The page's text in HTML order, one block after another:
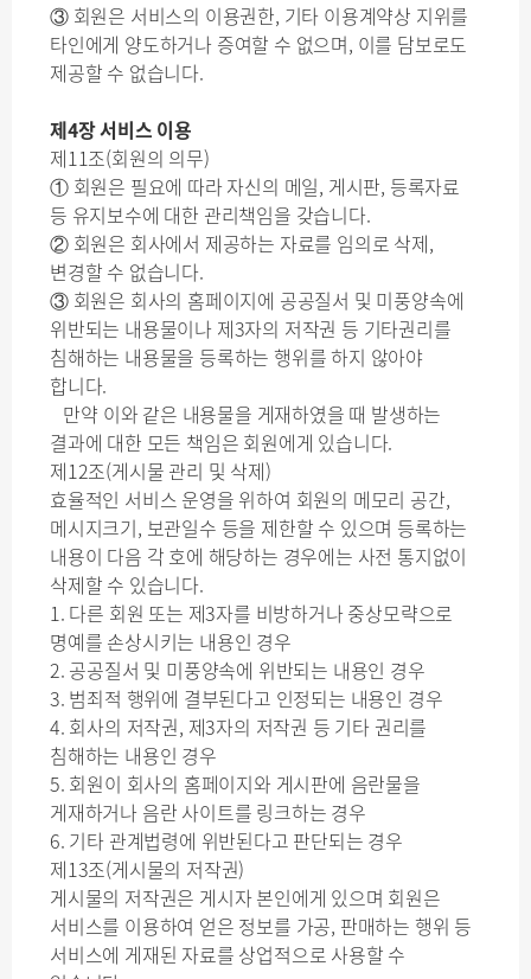
③ 회원은 서비스의 이용권한, 기타 이용계약상 지위를
타인에게 양도하거나 증여할 수 없으며, 이를 담보로도
제공할 수 없습니다.
제4장 서비스 이용
제11조(회원의 의무)
① 회원은 필요에 따라 자신의 메일, 게시판, 등록자료
등 유지보수에 대한 관리책임을 갖습니다.
② 회원은 회사에서 제공하는 자료를 임의로 삭제,
변경할 수 없습니다.
③ 회원은 회사의 홈페이지에 공공질서 및 미풍양속에
위반되는 내용물이나 제3자의 저작권 등 기타권리를
침해하는 내용물을 등록하는 행위를 하지 않아야
합니다.
만약 이와 같은 내용물을 게재하였을 때 발생하는
결과에 대한 모든 책임은 회원에게 있습니다.
제12조(게시물 관리 및 삭제)
효율적인 서비스 운영을 위하여 회원의 메모리 공간,
메시지크기, 보관일수 등을 제한할 수 있으며 등록하는
내용이 다음 각 호에 해당하는 경우에는 사전 통지없이
삭제할 수 있습니다.
1. 다른 회원 또는 제3자를 비방하거나 중상모략으로
명예를 손상시키는 내용인 경우
2. 공공질서 및 미풍양속에 위반되는 내용인 경우
3. 범죄적 행위에 결부된다고 인정되는 내용인 경우
4. 회사의 저작권, 제3자의 저작권 등 기타 권리를
침해하는 내용인 경우
5. 회원이 회사의 홈페이지와 게시판에 음란물을
게재하거나 음란 사이트를 링크하는 경우
6. 기타 관계법령에 위반된다고 판단되는 경우
제13조(게시물의 저작권)
게시물의 저작권은 게시자 본인에게 있으며 회원은
서비스를 이용하여 얻은 정보를 가공, 판매하는 행위 등
서비스에 게재된 자료를 상업적으로 사용할 수